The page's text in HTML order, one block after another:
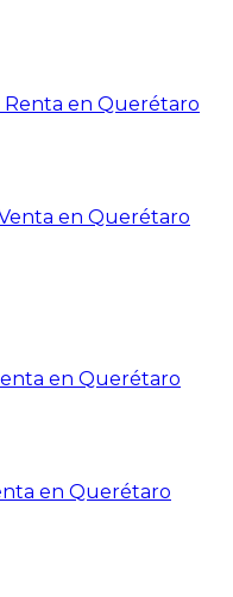
Renta en Querétaro
en Querétaro
en Querétaro
en Querétaro